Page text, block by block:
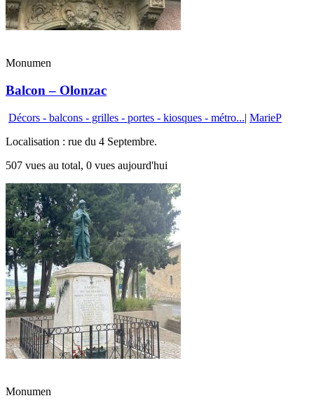
Monumen
Balcon – Olonzac
Décors - balcons - grilles - portes - kiosques - métro...| MarieP
Localisation : rue du 4 Septembre.
507 vues au total, 0 vues aujourd'hui
Monumen